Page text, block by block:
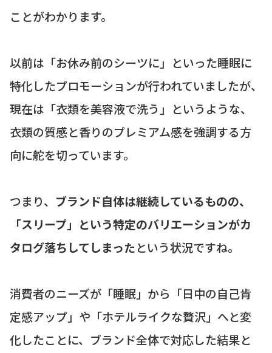
ことがわかります。
以前は「お休み前のシーツに」といった睡眠に
特化したプロモーションが行われていましたが、
現在は「衣類を美容液で洗う」というような、
衣類の質感と香りのプレミアム感を強調する方
向に舵を切っています。
つまり、 ブランド自体は継続しているものの、
「スリープ」という特定のバリエーションがカ
タログ落ちしてしまったという状況ですね。
消費者のニーズが「睡眠」から「日中の自己肯
定感アップ」や「ホテルライクな贅沢」へと変
化したことに、ブランド全体で対応した結果と